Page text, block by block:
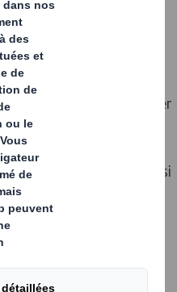
intelligent,
incontournable
consommateurs et
permet de proposer
à ces nouvelles
d’emballage
en la matière, ainsi
en termes
d’activité.